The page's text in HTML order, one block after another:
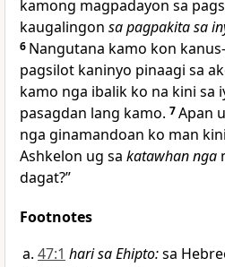
kamong magpadayon sa
kaugalingon sa pagpakita sa
6 Nangutana kamo kon
pagsilot kaninyo pinaagi sa
kamo nga ibalik ko na kini sa
pasagdan lang kamo. 7Apan
nga ginamandoan ko man
Ashkelon ug sa katawhan nga
dagat?”
Footnotes
47:1 hari sa Ehipto:sa